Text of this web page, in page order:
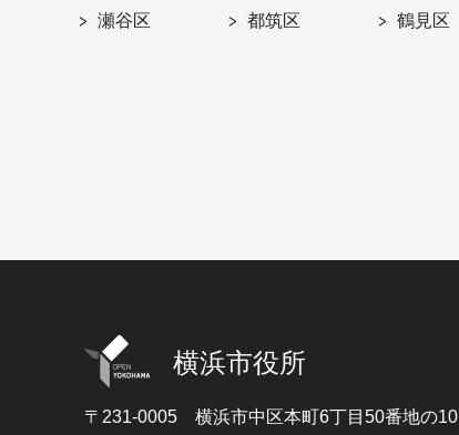
瀬谷区 都筑区 鶴見区
横浜市役所
〒231-0005 横浜市中区本町6丁目50番地の10